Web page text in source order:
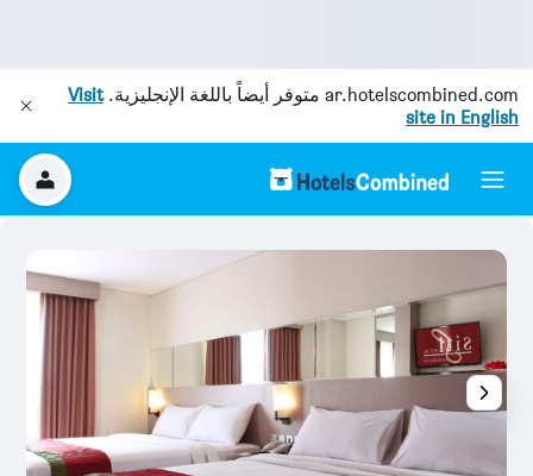
ar.hotelscombined.com متوفر أيضاً باللغة الإنجليزية.Visit
site in English